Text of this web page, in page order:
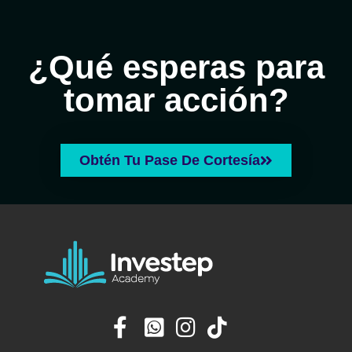
¿Qué esperas para
tomar acción?
Obtén Tu Pase De Cortesía